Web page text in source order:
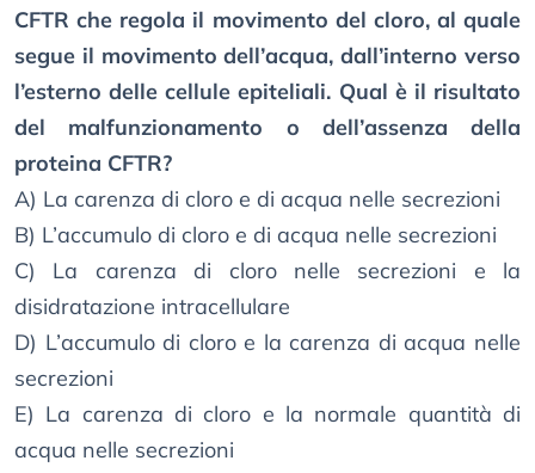
CFTR che regola il movimento del cloro, al quale
segue il movimento dell’acqua, dall’interno verso
l’esterno delle cellule epiteliali. Qual è il risultato
del malfunzionamento o dell’assenza della
proteina CFTR?
A) La carenza di cloro e di acqua nelle secrezioni
B) L’accumulo di cloro e di acqua nelle secrezioni
C) La carenza di cloro nelle secrezioni e la
disidratazione intracellulare
D) L’accumulo di cloro e la carenza di acqua nelle
secrezioni
E) La carenza di cloro e la normale quantità di
acqua nelle secrezioni